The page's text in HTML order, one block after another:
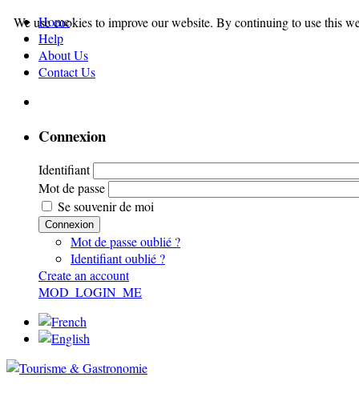
Home
Help
About Us
Contact Us
Connexion
Identifiant
Mot de passe
Se souvenir de moi
Connexion
Mot de passe oublié ?
Identifiant oublié ?
Create an account
MOD_LOGIN_ME
We use cookies to improve our website. By continuing to use this